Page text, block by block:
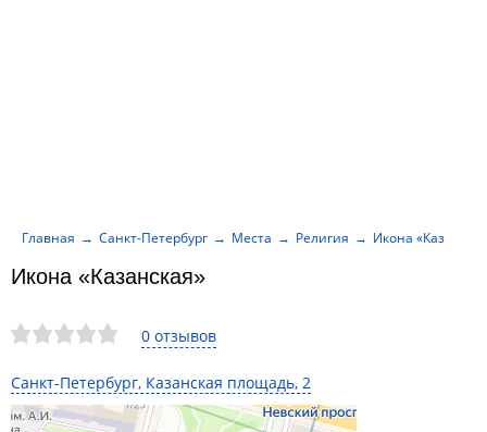
0 отзывов
Санкт-Петербург, Казанская площадь, 2
Икона «Казанская»
Главная Санкт-Петербург Места Религия Икона